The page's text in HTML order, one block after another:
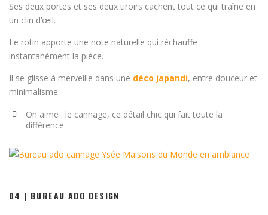
Ses deux portes et ses deux tiroirs cachent tout ce qui traîne en
un clin d’œil.
Le rotin apporte une note naturelle qui réchauffe
instantanément la pièce.
Il se glisse à merveille dans une déco japandi, entre douceur et
minimalisme.
On aime : le cannage, ce détail chic qui fait toute la
différence
04 | BUREAU ADO DESIGN